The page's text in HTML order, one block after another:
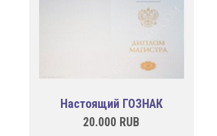
Настоящий ГОЗНАК
20.000 RUB